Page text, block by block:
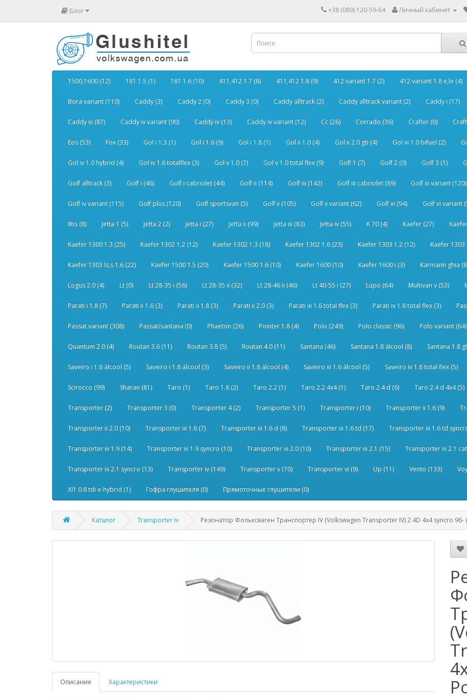
Блог +38 (089) 120-59-64 Личный кабинет
1500,1600 (12) 181 1.5 (1) 181 1.6 (10) 411,412 1.7 (8) 411,412 1.8 (9) 412 variant 1.7 (2) 412 variant 1.8 e,le (4)
Bora variant (110) Caddy (3) Caddy 2 (0) Caddy 3 (0) Caddy alltrack (2) Caddy alltrack variant (2) Caddy i (17)
Caddy iii (87) Caddy iii variant (90) Caddy iv (13) Caddy iv variant (12) Cc (26) Corrado (36) Crafter (0)
Eos (53) Fox (33) Gol i 1.3 (1) Gol i 1.6 (9) Gol i 1.8 (1) Gol ii 1.0 (4) Gol ii 2.0 gti (4) Gol iii 1.0 bifuel (2)
Gol iv 1.0 hybrid (4) Gol iv 1.6 totalflex (3) Gol v 1.0 (7) Gol v 1.0 total flex (9) Golf 1 (7) Golf 2 (0) Golf 3 (1)
Golf alltrack (3) Golf i (46) Golf i cabriolet (44) Golf ii (114) Golf iii (142) Golf iii cabriolet (89) Golf iii variant (120)
Golf iv variant (115) Golf plus (120) Golf sportsvan (5) Golf v (105) Golf v variant (62) Golf vi (94) Golf vi variant
Iltis (8) Jetta 1 (5) Jetta 2 (2) Jetta i (27) Jetta ii (99) Jetta iii (83) Jetta iv (55) K 70 (4) Kaefer (27)
Kaefer 1300 1.3 (25) Kaefer 1302 1.2 (12) Kaefer 1302 1.3 (18) Kaefer 1302 1.6 (23) Kaefer 1303 1.2 (12) Kaefer 1303
Kaefer 1303 ls,s 1.6 (22) Kaefer 1500 1.5 (20) Kaefer 1500 1.6 (10) Kaefer 1600 (10) Kaefer 1600 i (3) Karmann ghia
Logus 2.0 (4) Lt (0) Lt 28-35 i (56) Lt 28-35 ii (32) Lt 28-46 ii (46) Lt 40-55 i (27) Lupo (64) Multivan v (53)
Parati i 1.8 (7) Parati ii 1.6 (3) Parati ii 1.8 (3) Parati ii 2.0 (3) Parati iii 1.6 total flex (3) Parati iv 1.8 total flex (3)
Passat variant (308) Passat/santana (0) Phaeton (26) Pointer 1.8 (4) Polo (249) Polo classic (96) Polo variant (64)
Quantum 2.0 (4) Routan 3.6 (11) Routan 3.8 (5) Routan 4.0 (11) Santana (46) Santana 1.8 álcool (8) Santana 1.8
Saveiro i 1.6 álcool (5) Saveiro i 1.8 álcool (3) Saveiro ii 1.8 álcool (4) Saveiro iii 1.6 álcool (5) Saveiro iv 1.6 total flex (5)
Scirocco (99) Sharan (81) Taro (1) Taro 1.8 (2) Taro 2.2 (1) Taro 2.2 4x4 (1) Taro 2.4 d (6) Taro 2.4 d 4x4 (5)
Transporter (2) Transporter 3 (0) Transporter 4 (2) Transporter 5 (1) Transporter i (10) Transporter ii 1.6 (9)
Transporter ii 2.0 (10) Transporter iii 1.6 (7) Transporter iii 1.6 d (8) Transporter iii 1.6 td (17) Transporter iii 1.6 td
Transporter iii 1.9 (14) Transporter iii 1.9 syncro (10) Transporter iii 2.0 (10) Transporter iii 2.1 (15) Transporter iii 2.1
Transporter iii 2.1 syncro (13) Transporter iv (149) Transporter v (70) Transporter vi (9) Up (11) Vento (133)
Xl1 0.8 tdi e-hybrid (1) Гофра глушителя (0) Прямоточные глушители (0)
Каталог Transporter iv Резонатор Фольксваген Транспортер IV (Volkswagen Transporter IV) 2.4D 4x4 syncro
Описание Характеристики